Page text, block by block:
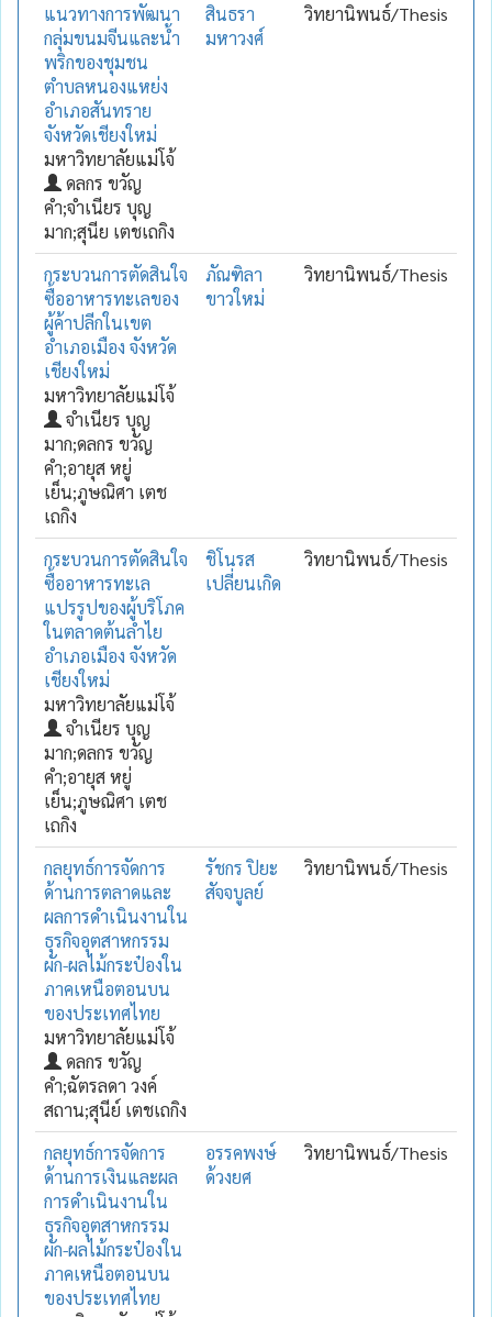
แนวทางการพัฒนา
กลุ่มขนมจีนและน้ำ
พริกของชุมชน
ตำบลหนองแหย่ง
อำเภอสันทราย
จังหวัดเชียงใหม่
มหาวิทยาลัยแม่โจ้
ดลกร ขวัญ
คำ;จำเนียร บุญ
มาก;สุนีย เตชเถกิง
สินธรา
มหาวงศ์
วิทยานิพนธ์/Thesis
กระบวนการตัดสินใจ
ซื้ออาหารทะเลของ
ผู้ค้าปลีกในเขต
อำเภอเมือง จังหวัด
เชียงใหม่
มหาวิทยาลัยแม่โจ้
จำเนียร บุญ
มาก;ดลกร ขวัญ
คำ;อายุส หยู่
เย็น;ภูษณิศา เตช
เถกิง
ภัณฑิลา
ขาวใหม่
วิทยานิพนธ์/Thesis
กระบวนการตัดสินใจ
ซื้ออาหารทะเล
แปรรูปของผู้บริโภค
ในตลาดต้นลำไย
อำเภอเมือง จังหวัด
เชียงใหม่
มหาวิทยาลัยแม่โจ้
จำเนียร บุญ
มาก;ดลกร ขวัญ
คำ;อายุส หยู่
เย็น;ภูษณิศา เตช
เถกิง
ชิโนรส
เปลี่ยนเกิด
วิทยานิพนธ์/Thesis
กลยุทธ์การจัดการ
ด้านการตลาดและ
ผลการดำเนินงานใน
ธุรกิจอุตสาหกรรม
ผัก-ผลไม้กระป๋องใน
ภาคเหนือตอนบน
ของประเทศไทย
มหาวิทยาลัยแม่โจ้
ดลกร ขวัญ
คำ;ฉัตรลดา วงค์
สถาน;สุนีย์ เตชเถกิง
รัชกร ปิยะ
สัจจบูลย์
วิทยานิพนธ์/Thesis
กลยุทธ์การจัดการ
ด้านการเงินและผล
การดำเนินงานใน
ธุรกิจอุตสาหกรรม
ผัก-ผลไม้กระป๋องใน
ภาคเหนือตอนบน
ของประเทศไทย
อรรคพงษ์
ด้วงยศ
วิทยานิพนธ์/Thesis